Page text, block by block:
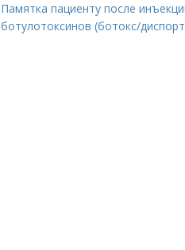
Памятка пациенту после
ботулотоксинов (ботокс/